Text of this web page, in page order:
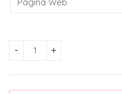
Invitación Digital: Blanca